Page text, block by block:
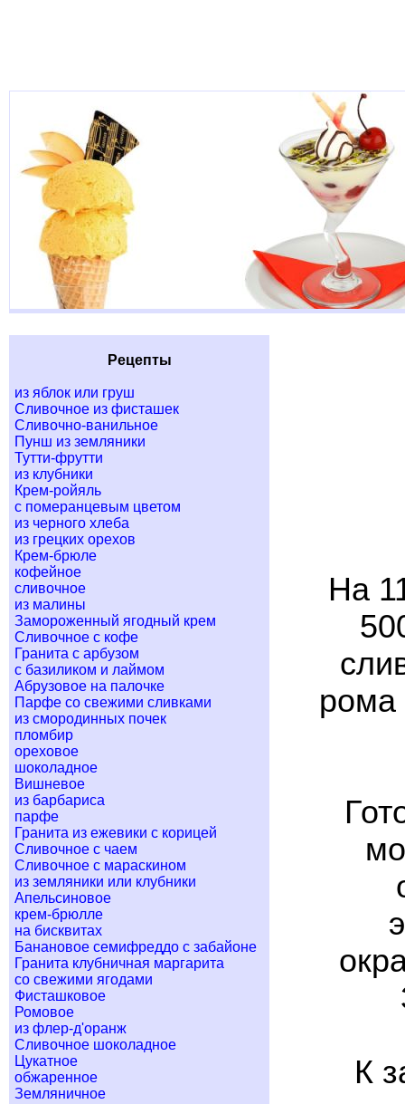
Рецепты
из яблок или груш
Сливочное из фисташек
Сливочно-ванильное
Пунш из земляники
Тутти-фрутти
из клубники
Крем-ройяль
с померанцевым цветом
из черного хлеба
из грецких орехов
Крем-брюле
кофейное
сливочное
из малины
Замороженный ягодный крем
Сливочное с кофе
Гранита с арбузом
с базиликом и лаймом
Абрузовое на палочке
Парфе со свежими сливками
из смородинных почек
пломбир
ореховое
шоколадное
Вишневое
из барбариса
парфе
Гранита из ежевики с корицей
Сливочное с чаем
Сливочное с мараскином
из земляники или клубники
Апельсиновое
крем-брюлле
на бисквитах
Банановое семифреддо с забайоне
Гранита клубничная маргарита
со свежими ягодами
Фисташковое
Ромовое
из флер-д'оранж
Сливочное шоколадное
Цукатное
обжаренное
Земляничное
На
рома
К